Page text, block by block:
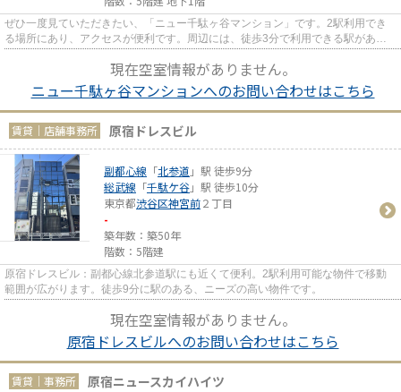
ぜひ一度見ていただきたい、「ニュー千駄ヶ谷マンション」です。2駅利用でき
る場所にあり、アクセスが便利です。周辺には、徒歩3分で利用できる駅があり
現在空室情報がありません。
ニュー千駄ヶ谷マンションへのお問い合わせはこちら
賃貸｜店舗事務所 原宿ドレスビル
副都心線 「北参道 」駅 徒歩9分
総武線 「千駄ケ谷」駅 徒歩10分
東京都渋谷区神宮前２丁目
-
築年数：築50年
階数：5階建
原宿ドレスビル：副都心線北参道駅にも近くて便利。2駅利用可能な物件で移動
範囲が広がります。徒歩9分に駅のある、ニーズの高い物件です。
現在空室情報がありません。
原宿ドレスビルへのお問い合わせはこちら
賃貸｜事務所 原宿ニュースカイハイツ